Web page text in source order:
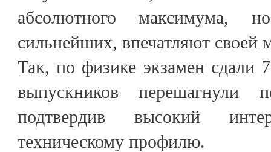
абсолютного максимума,
сильнейших, впечатляют своей
Так, по физике экзамен сдали
выпускников
подтвердив высокий
техническому профилю.